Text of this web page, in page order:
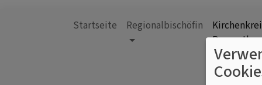
Startseite Regionalbischöfin
Bayreuth